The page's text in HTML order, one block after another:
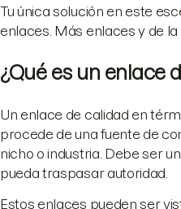
Tu única solución en este
enlaces. Más enlaces y de la
¿Qué es un enlace
Un enlace de calidad en
procede de una fuente de
nicho o industria. Debe ser un
pueda traspasar autoridad.
Estos enlaces pueden ser